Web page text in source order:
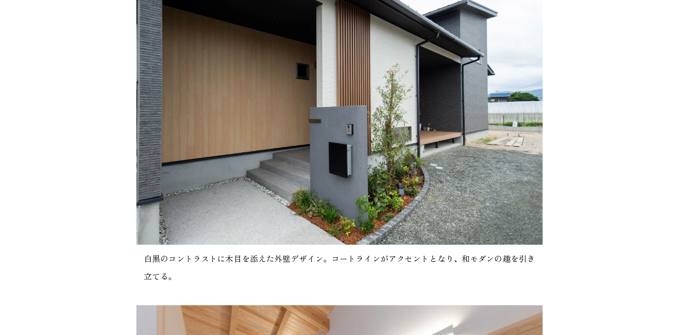
白黒のコントラストに木目を添えた外壁デザイン。コートラインがアクセントとなり、和モダンの趣を引き
立てる。